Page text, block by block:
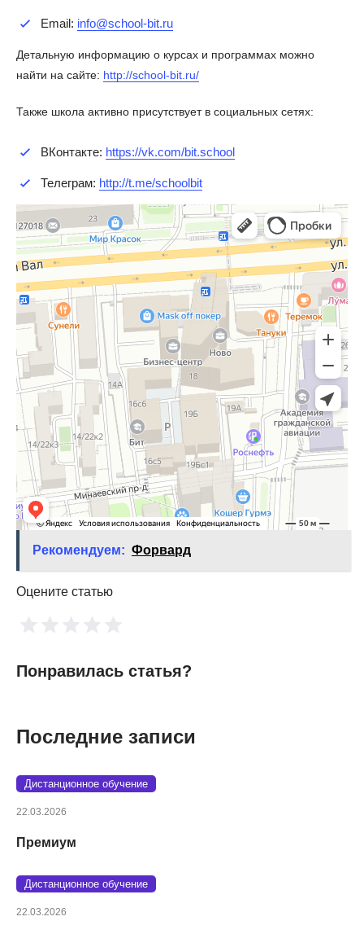
Email: info@school-bit.ru
Детальную информацию о курсах и программах можно
найти на сайте: http://school-bit.ru/
Также школа активно присутствует в социальных сетях:
ВКонтакте: https://vk.com/bit.school
Телеграм: http://t.me/schoolbit
Рекомендуем: Форвард
Оцените статью
Понравилась статья?
Последние записи
Дистанционное обучение
22.03.2026
Премиум
Дистанционное обучение
22.03.2026